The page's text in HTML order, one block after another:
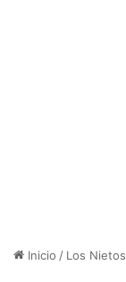
Inicio / Los